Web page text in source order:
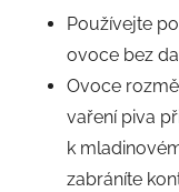
Používejte
ovoce bez
Ovoce
vaření piva
k
zabráníte